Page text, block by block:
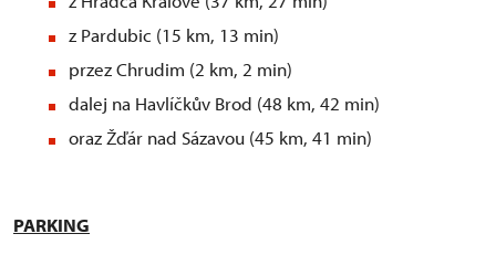
z Pardubic (15 km, 13 min)
przez Chrudim (2 km, 2 min)
dalej na Havlíčkův Brod (48 km, 42 min)
oraz Žďár nad Sázavou (45 km, 41 min)
PARKING